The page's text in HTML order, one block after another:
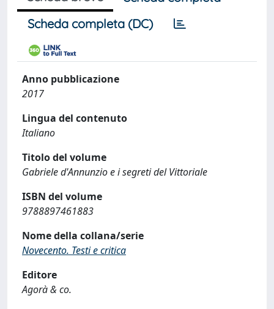
Scheda completa (DC)
Anno pubblicazione
2017
Lingua del contenuto
Italiano
Titolo del volume
Gabriele d'Annunzio e i segreti del Vittoriale
ISBN del volume
9788897461883
Nome della collana/serie
Novecento. Testi e critica
Editore
Agorà & co.